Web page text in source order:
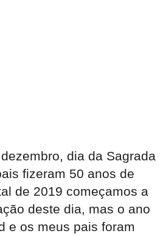
dia da Sagrada
fizeram 50 anos de
de 2019 começamos a
deste dia, mas o ano
e os meus pais foram